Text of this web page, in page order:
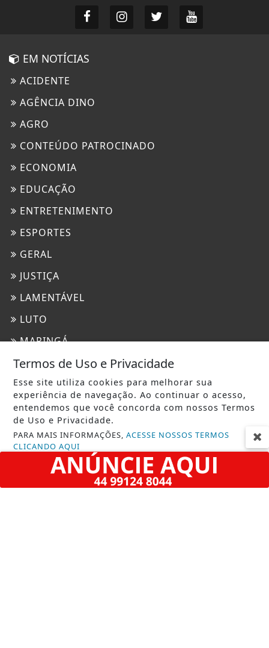
EM NOTÍCIAS
ACIDENTE
AGÊNCIA DINO
AGRO
CONTEÚDO PATROCINADO
ECONOMIA
EDUCAÇÃO
ENTRETENIMENTO
ESPORTES
GERAL
JUSTIÇA
LAMENTÁVEL
LUTO
MARINGÁ
MUNDO
POLICIAL
POLÍTICA
REGIÃO
SARANDI
SAÚDE
Termos de Uso e Privacidade
Esse site utiliza cookies para melhorar sua
experiência de navegação. Ao continuar o acesso,
entendemos que você concorda com nossos Termos
de Uso e Privacidade.
PARA MAIS INFORMAÇÕES,ACESSE NOSSOS TERMOS
CLICANDO AQUI
PROSSEGUIR